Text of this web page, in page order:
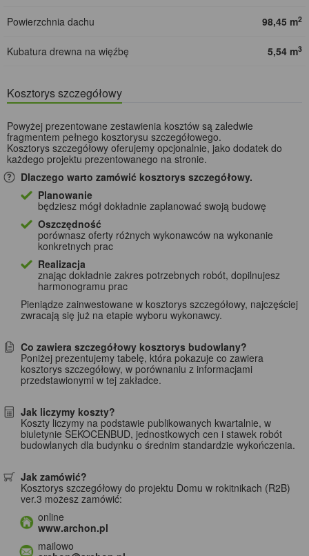
Powierzchnia dachu 98,45 m2
Kubatura drewna na więźbę 5,54 m3
Kosztorys szczegółowy
Powyżej prezentowane zestawienia kosztów są zaledwie
fragmentem pełnego kosztorysu szczegółowego.
Kosztorys szczegółowy oferujemy opcjonalnie, jako dodatek do
każdego projektu prezentowanego na stronie.
Dlaczego warto zamówić kosztorys szczegółowy.
Planowanie
będziesz mógł dokładnie zaplanować swoją budowę
Oszczędność
porównasz oferty różnych wykonawców na wykonanie
konkretnych prac
Realizacja
znając dokładnie zakres potrzebnych robót, dopilnujesz
harmonogramu prac
Pieniądze zainwestowane w kosztorys szczegółowy, najczęściej
zwracają się już na etapie wyboru wykonawcy.
Co zawiera szczegółowy kosztorys budowlany?
Poniżej prezentujemy tabelę, która pokazuje co zawiera
kosztorys szczegółowy, w porównaniu z informacjami
przedstawionymi w tej zakładce.
Jak liczymy koszty?
Koszty liczymy na podstawie publikowanych kwartalnie, w
biuletynie SEKOCENBUD, jednostkowych cen i stawek robót
budowlanych dla budynku o średnim standardzie wykończenia.
Jak zamówić?
Kosztorys szczegółowy do projektu Domu w rokitnikach (R2B)
ver.3 możesz zamówić:
online
www.archon.pl
mailowo